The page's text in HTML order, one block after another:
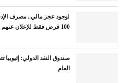
لوجود عجز مالي.. مصرف
100 قرض فقط للإعلان عنهم قريبا
صندوق النقد الدولي:
العام